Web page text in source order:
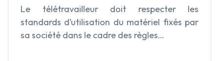
Le télétravailleur doit respecter les
standards d’utilisation du matériel fixés par
sa société dans le cadre des règles…